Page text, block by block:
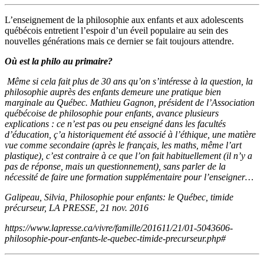
L’enseignement de la philosophie aux enfants et aux adolescents
québécois entretient l’espoir d’un éveil populaire au sein des
nouvelles générations mais ce dernier se fait toujours attendre.
Où est la philo au primaire?
Même si cela fait plus de 30 ans qu’on s’intéresse à la question, la
philosophie auprès des enfants demeure une pratique bien
marginale au Québec. Mathieu Gagnon, président de l’Association
québécoise de philosophie pour enfants, avance plusieurs
explications : ce n’est pas ou peu enseigné dans les facultés
d’éducation, ç’a historiquement été associé à l’éthique, une matière
vue comme secondaire (après le français, les maths, même l’art
plastique), c’est contraire à ce que l’on fait habituellement (il n’y a
pas de réponse, mais un questionnement), sans parler de la
nécessité de faire une formation supplémentaire pour l’enseigner…
Galipeau, Silvia, Philosophie pour enfants: le Québec, timide
précurseur, LA PRESSE, 21 nov. 2016
https://www.lapresse.ca/vivre/famille/201611/21/01-5043606-
philosophie-pour-enfants-le-quebec-timide-precurseur.php#